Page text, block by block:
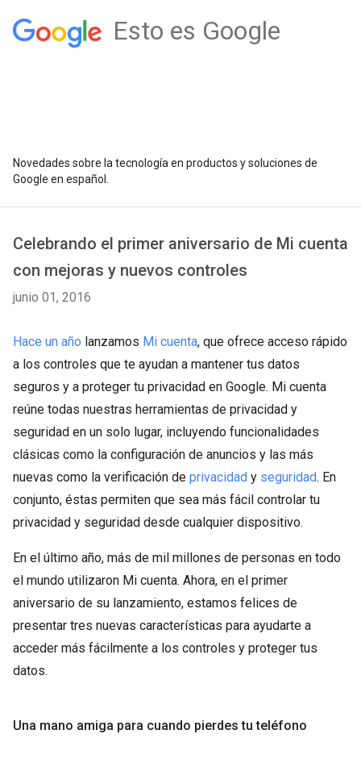
Esto es Google
Novedades sobre la tecnología en productos y soluciones de
Google en español.
Celebrando el primer aniversario de Mi cuenta
con mejoras y nuevos controles
junio 01, 2016
Hace un año lanzamos Mi cuenta, que ofrece acceso rápido
a los controles que te ayudan a mantener tus datos
seguros y a proteger tu privacidad en Google. Mi cuenta
reúne todas nuestras herramientas de privacidad y
seguridad en un solo lugar, incluyendo funcionalidades
clásicas como la configuración de anuncios y las más
nuevas como la verificación de privacidad y seguridad. En
conjunto, éstas permiten que sea más fácil controlar tu
privacidad y seguridad desde cualquier dispositivo.
En el último año, más de mil millones de personas en todo
el mundo utilizaron Mi cuenta. Ahora, en el primer
aniversario de su lanzamiento, estamos felices de
presentar tres nuevas características para ayudarte a
acceder más fácilmente a los controles y proteger tus
datos.
Una mano amiga para cuando pierdes tu teléfono